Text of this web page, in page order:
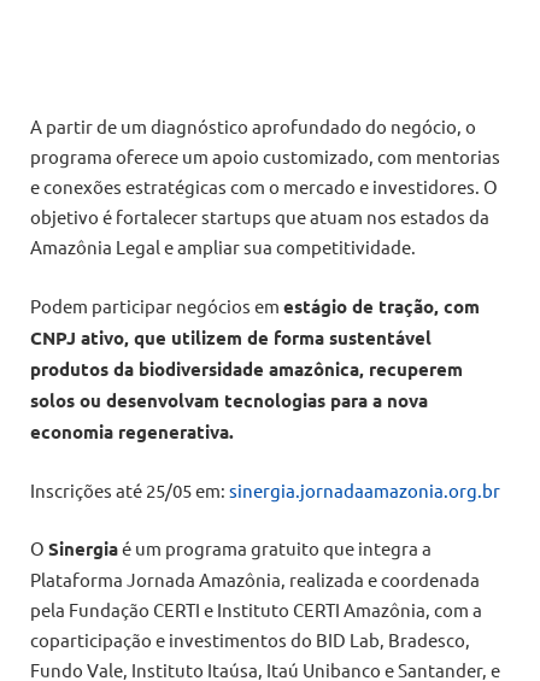
A partir de um diagnóstico aprofundado do negócio, o
programa oferece um apoio customizado, com mentorias
e conexões estratégicas com o mercado e investidores. O
objetivo é fortalecer startups que atuam nos estados da
Amazônia Legal e ampliar sua competitividade.
Podem participar negócios em estágio de tração, com
CNPJ ativo, que utilizem de forma sustentável
produtos da biodiversidade amazônica, recuperem
solos ou desenvolvam tecnologias para a nova
economia regenerativa.
Inscrições até 25/05 em: sinergia.jornadaamazonia.org.br
O Sinergiaé um programa gratuito que integra a
Plataforma Jornada Amazônia, realizada e coordenada
pela Fundação CERTI e Instituto CERTI Amazônia, com a
coparticipação e investimentos do BID Lab, Bradesco,
Fundo Vale, Instituto Itaúsa, Itaú Unibanco e Santander, e